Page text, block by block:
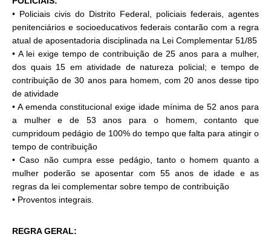
• Policiais civis do Distrito Federal, policiais federais, agentes
penitenciários e socioeducativos federais contarão com a regra
atual de aposentadoria disciplinada na Lei Complementar 51/85
• A lei exige tempo de contribuição de 25 anos para a mulher,
dos quais 15 em atividade de natureza policial; e tempo de
contribuição de 30 anos para homem, com 20 anos desse tipo
de atividade
• A emenda constitucional exige idade mínima de 52 anos para
a mulher e de 53 anos para o homem, contanto que
cumpridoum pedágio de 100% do tempo que falta para atingir o
tempo de contribuição
• Caso não cumpra esse pedágio, tanto o homem quanto a
mulher poderão se aposentar com 55 anos de idade e as
regras da lei complementar sobre tempo de contribuição
• Proventos integrais.
REGRA GERAL: